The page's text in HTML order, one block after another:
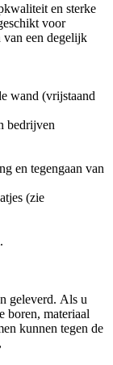
en sterke
voor
van een degelijk
wand (vrijstaand
bedrijven
en tegengaan van
(zie
geleverd. Als u
boren, materiaal
kunnen tegen de